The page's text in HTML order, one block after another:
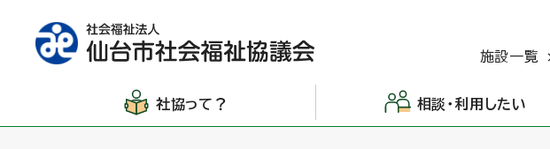
施設一覧
社協って？ 相談・利用したい